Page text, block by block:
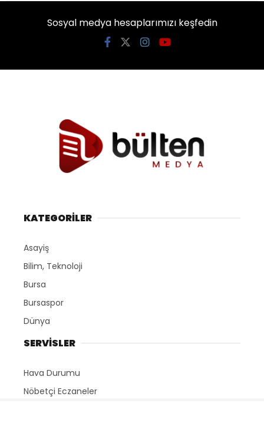
Sosyal medya hesaplarımızı keşfedin
KATEGORİLER
Asayiş
Bilim, Teknoloji
Bursa
Bursaspor
Dünya
SERVİSLER
Hava Durumu
Nöbetçi Eczaneler